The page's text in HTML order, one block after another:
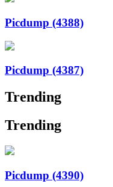
Picdump (4388)
Picdump (4387)
Trending
Trending
Picdump (4390)